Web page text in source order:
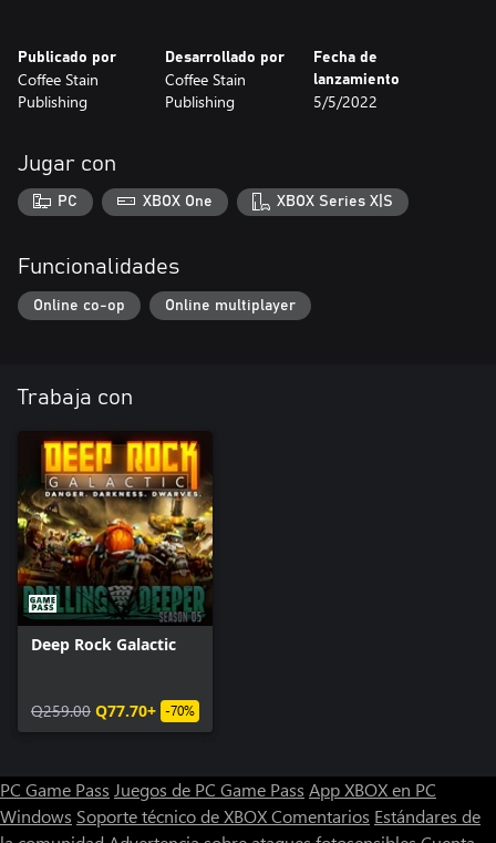
Publicado por
Coffee Stain
Publishing
Desarrollado por
Coffee Stain
Publishing
Fecha de
lanzamiento
5/5/2022
Jugar con
PC XBOX One XBOX Series X|S
Funcionalidades
Online co-op Online multiplayer
Trabaja con
Deep Rock Galactic
Q259.00 Q77.70+ -70%
PC Game Pass Juegos de PC Game Pass App XBOX en PC
Windows Soporte técnico de XBOXComentarios Estándares de